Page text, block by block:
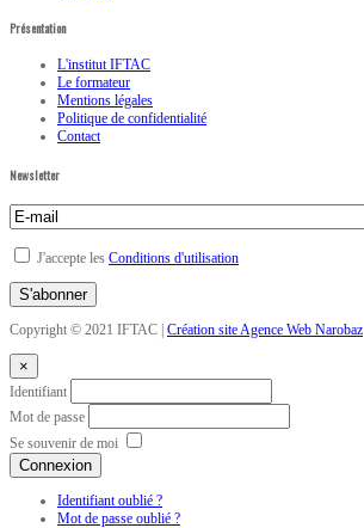
Présentation
L'institut IFTAC
Le formateur
Mentions légales
Politique de confidentialité
Contact
Newsletter
J'accepte les Conditions d'utilisation
Copyright © 2021 IFTAC | Création site Agence Web Narobaz
×
Identifiant
Mot de passe
Se souvenir de moi
Connexion
Identifiant oublié ?
Mot de passe oublié ?